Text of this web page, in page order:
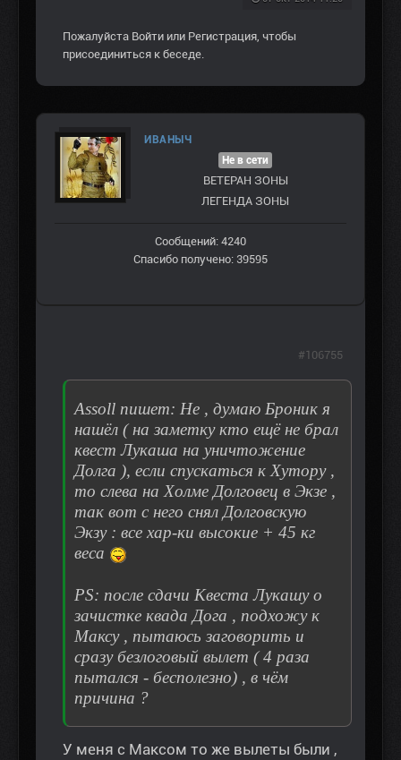
Пожалуйста Войти или Регистрация, чтобы
присоединиться к беседе.
ИВАНЫЧ
Не в сети
ВЕТЕРАН ЗOНЫ
ЛЕГЕНДА ЗОНЫ
Сообщений: 4240
Спасибо получено: 39595
Assoll пишет: Не , думаю Броник я
нашёл ( на заметку кто ещё не брал
квест Лукаша на уничтожение
Долга ), если спускаться к Хутору ,
то слева на Холме Долговец в Экзе ,
так вот с него снял Долговскую
Экзу : все хар-ки высокие + 45 кг
веса
PS: после сдачи Квеста Лукашу о
зачистке квада Дога , подхожу к
Максу , пытаюсь заговорить и
сразу безлоговый вылет ( 4 раза
пытался - бесполезно) , в чём
причина ?
У меня с Максом то же вылеты были ,
#106755